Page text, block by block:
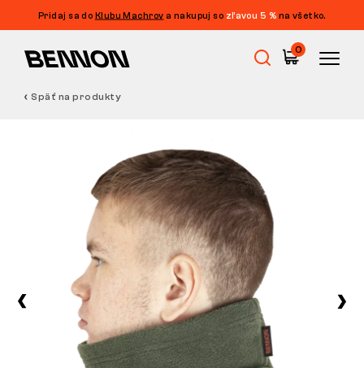
Pridaj sa do Klubu Machrov a nakupuj so zľavou 5 % na všetko.
0
Pracovná obuv
Barefoot
Outdoor
Voľnočasová obuv
Späť na produkty